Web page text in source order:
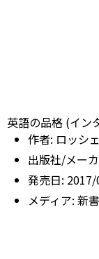
英語の品格 (イン
作者: ロッシ
出版社/メー
発売日:
メディア: 新書